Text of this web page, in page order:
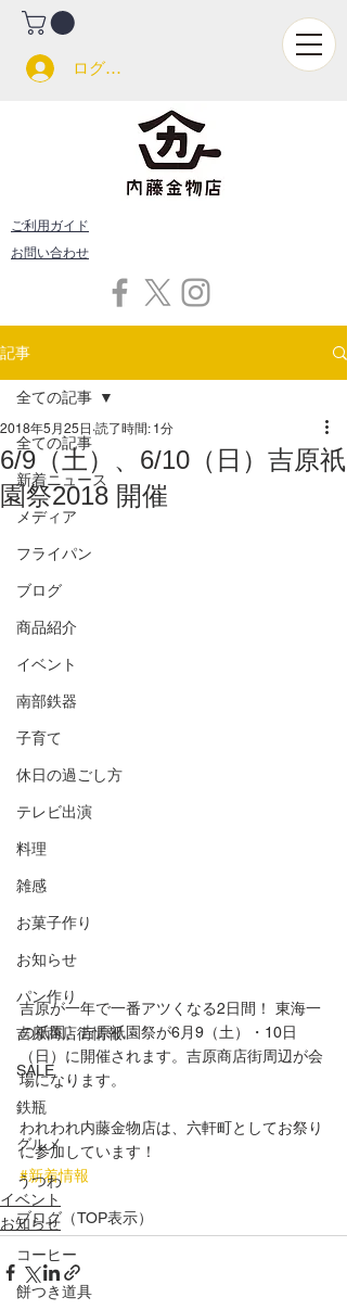
ログイン
ご利用ガイド
お問い合わせ
記事
全ての記事
新着ニュース
メディア
フライパン
ブログ
商品紹介
イベント
南部鉄器
子育て
休日の過ごし方
テレビ出演
料理
雑感
お菓子作り
お知らせ
パン作り
吉原商店街情報
SALE
鉄瓶
グルメ
うつわ
ブログ（TOP表示）
コーヒー
餅つき道具
全ての記事
6/9（土）、6/10（日）吉原祇
園祭2018 開催
2018年5月25日 読了時間: 1分
吉原が一年で一番アツくなる2日間！ 東海一
の祇園、吉原祇園祭が6月9（土）・10日
（日）に開催されます。吉原商店街周辺が会
場になります。
われわれ内藤金物店は、六軒町としてお祭り
に参加しています！
#新着情報
イベント
お知らせ